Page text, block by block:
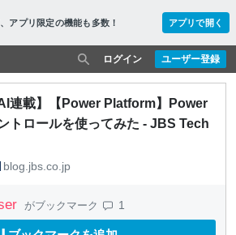
アプリ限定の機能も多数！ アプリで開く
ユーザー登録
ログイン
連載】【Power Platform】Power
トロールを使ってみた - JBS Tech
blog.jbs.co.jp
がブックマーク 1